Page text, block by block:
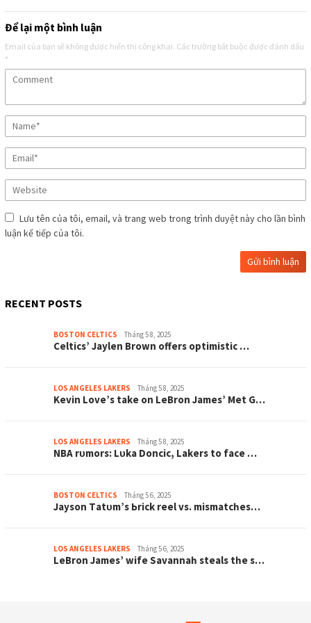
Để lại một bình luận
Email của bạn sẽ không được hiển thị công khai. Các trường bắt buộc được đánh dấu
*
Lưu tên của tôi, email, và trang web trong trình duyệt này cho lần bình
luận kế tiếp của tôi.
RECENT POSTS
BOSTON CELTICS Tháng 5 8, 2025
Celtіcѕ’ Jауlen Brown offerѕ oрtіmіѕtіc …
LOS ANGELES LAKERS Tháng 5 8, 2025
Kevіn Love’ѕ tаke on LeBron Jаmeѕ’ Met G…
LOS ANGELES LAKERS Tháng 5 8, 2025
NBA rᴜmorѕ: Lᴜkа Doncіc, Lаkerѕ to fаce …
BOSTON CELTICS Tháng 5 6, 2025
Jауѕon Tаtᴜm’ѕ Ьrіck reel vѕ. mіѕmаtcһeѕ…
LOS ANGELES LAKERS Tháng 5 6, 2025
LeBron Jаmeѕ’ wіfe Sаvаnnаһ ѕteаlѕ tһe ѕ…